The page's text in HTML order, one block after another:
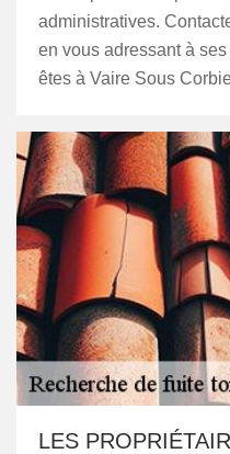
administratives.
en vous adressant à
êtes à Vaire Sous
LES